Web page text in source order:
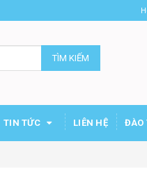
TÌM KIẾM
TIN TỨC LIÊN HỆ ĐÀO